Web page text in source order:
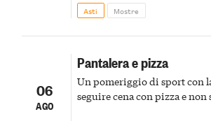
della scena le meraviglie del
Asti Mostre
06
AGO
Pantalera e pizza
Un pomeriggio di sport con
seguire cena con pizza e non